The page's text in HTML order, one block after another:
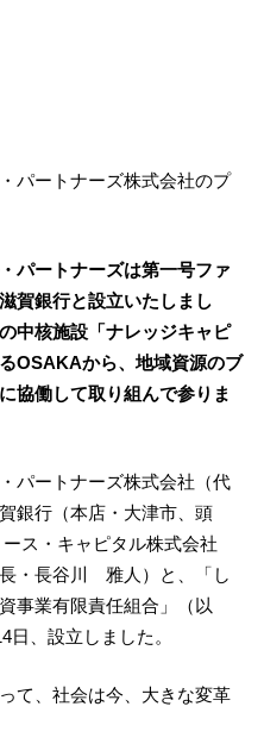
パートナーズ株式会社のプ
パートナーズは第一号ファ
賀銀行と設立いたしまし
中核施設「ナレッジキャピ
OSAKAから、地域資源のブ
協働して取り組んで参りま
パートナーズ株式会社（代
銀行（本店・大津市、頭
ス・キャピタル株式会社
長・長谷川 雅人）と、「し
事業有限責任組合」（以
、設立しました。
て、社会は今、大きな変革